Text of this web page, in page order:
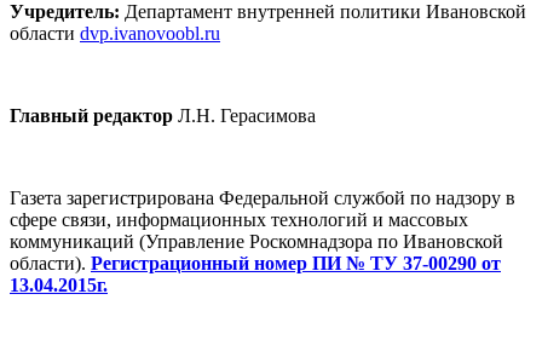
Учредитель: Департамент внутренней политики Ивановской
области dvp.ivanovoobl.ru
Главный редактор Л.Н. Герасимова
Газета зарегистрирована Федеральной службой по надзору в
сфере связи, информационных технологий и массовых
коммуникаций (Управление Роскомнадзора по Ивановской
области). Регистрационный номер ПИ № ТУ 37-00290 от
13.04.2015г.